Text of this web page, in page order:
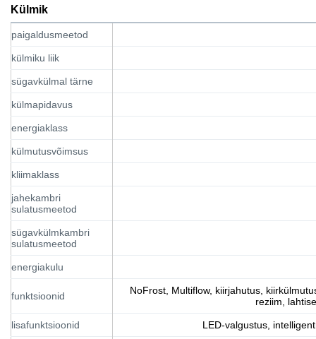
Külmik
paigaldusmeetod
külmiku liik
sügavkülmal tärne
külmapidavus
energiaklass
külmutusvõimsus
kliimaklass
jahekambri
sulatusmeetod
sügavkülmkambri
sulatusmeetod
energiakulu
funktsioonid
NoFrost, Multiflow, kiirjahutus,
reziim,
lisafunktsioonid LED-valgustus,